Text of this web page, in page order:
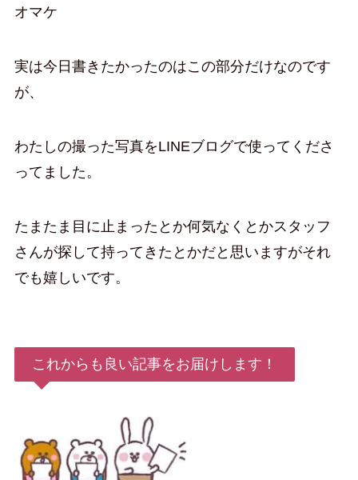
オマケ
実は今日書きたかったのはこの部分だけなのです
が、
わたしの撮った写真をLINEブログで使ってくださ
ってました。
たまたま目に止まったとか何気なくとかスタッフ
さんが探して持ってきたとかだと思いますがそれ
でも嬉しいです。
これからも良い記事をお届けします！